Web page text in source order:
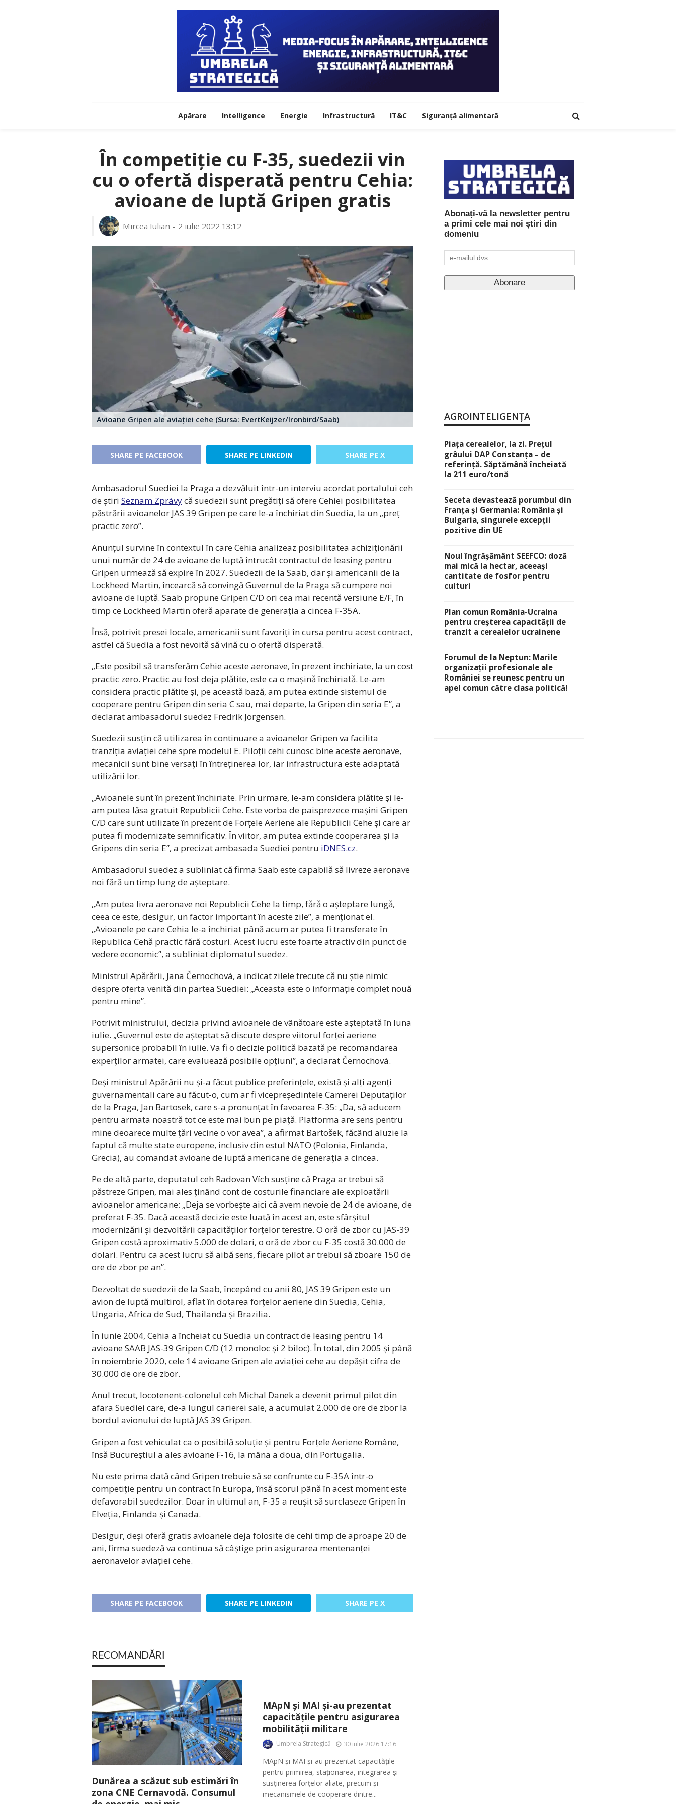
Apărare Intelligence Energie Infrastructură IT&C Siguranță alimentară
În competiție cu F-35, suedezii vin
cu o ofertă disperată pentru Cehia:
avioane de luptă Gripen gratis
Mircea Iulian 2 iulie 2022 13:12
Avioane Gripen ale aviației cehe (Sursa: EvertKeijzer/Ironbird/Saab)
SHARE PE FACEBOOK SHARE PE LINKEDIN SHARE PE X
Ambasadorul Suediei la Praga a dezvăluit într-un interviu acordat portalului ceh
de știri Seznam Zprávycă suedezii sunt pregătiți să ofere Cehiei posibilitatea
păstrării avioanelor JAS 39 Gripen pe care le-a închiriat din Suedia, la un „preț
practic zero”.
Anunțul survine în contextul în care Cehia analizeaz posibilitatea achiziționării
unui număr de 24 de avioane de luptă întrucât contractul de leasing pentru
Gripen urmează să expire în 2027. Suedezii de la Saab, dar și americanii de la
Lockheed Martin, încearcă să convingă Guvernul de la Praga să cumpere noi
avioane de luptă. Saab propune Gripen C/D ori cea mai recentă versiune E/F, în
timp ce Lockheed Martin oferă aparate de generația a cincea F-35A.
Însă, potrivit presei locale, americanii sunt favoriți în cursa pentru acest contract,
astfel că Suedia a fost nevoită să vină cu o ofertă disperată.
„Este posibil să transferăm Cehie aceste aeronave, în prezent închiriate, la un cost
practic zero. Practic au fost deja plătite, este ca o mașină închiriată. Le-am
considera practic plătite și, pe această bază, am putea extinde sistemul de
cooperare pentru Gripen din seria C sau, mai departe, la Gripen din seria E”, a
declarat ambasadorul suedez Fredrik Jörgensen.
Suedezii susțin că utilizarea în continuare a avioanelor Gripen va facilita
tranziția aviației cehe spre modelul E. Piloții cehi cunosc bine aceste aeronave,
mecanicii sunt bine versați în întreținerea lor, iar infrastructura este adaptată
utilizării lor.
„Avioanele sunt în prezent închiriate. Prin urmare, le-am considera plătite și le-
am putea lăsa gratuit Republicii Cehe. Este vorba de paisprezece mașini Gripen
C/D care sunt utilizate în prezent de Forțele Aeriene ale Republicii Cehe și care ar
putea fi modernizate semnificativ. În viitor, am putea extinde cooperarea și la
Gripens din seria E”, a precizat ambasada Suediei pentru iDNES.cz.
Ambasadorul suedez a subliniat că firma Saab este capabilă să livreze aeronave
noi fără un timp lung de așteptare.
„Am putea livra aeronave noi Republicii Cehe la timp, fără o așteptare lungă,
ceea ce este, desigur, un factor important în aceste zile”, a menționat el.
„Avioanele pe care Cehia le-a închiriat până acum ar putea fi transferate în
Republica Cehă practic fără costuri. Acest lucru este foarte atractiv din punct de
vedere economic”, a subliniat diplomatul suedez.
Ministrul Apărării, Jana Černochová, a indicat zilele trecute că nu știe nimic
despre oferta venită din partea Suediei: „Aceasta este o informație complet nouă
pentru mine”.
Potrivit ministrului, decizia privind avioanele de vânătoare este așteptată în luna
iulie. „Guvernul este de așteptat să discute despre viitorul forței aeriene
supersonice probabil în iulie. Va fi o decizie politică bazată pe recomandarea
experților armatei, care evaluează posibile opțiuni”, a declarat Černochová.
Deși ministrul Apărării nu și-a făcut publice preferințele, există și alți agenți
guvernamentali care au făcut-o, cum ar fi vicepreședintele Camerei Deputaților
de la Praga, Jan Bartosek, care s-a pronunțat în favoarea F-35: „Da, să aducem
pentru armata noastră tot ce este mai bun pe piață. Platforma are sens pentru
mine deoarece multe țări vecine o vor avea”, a afirmat Bartošek, făcând aluzie la
faptul că multe state europene, inclusiv din estul NATO (Polonia, Finlanda,
Grecia), au comandat avioane de luptă americane de generația a cincea.
Pe de altă parte, deputatul ceh Radovan Vích susține că Praga ar trebui să
păstreze Gripen, mai ales ținând cont de costurile financiare ale exploatării
avioanelor americane: „Deja se vorbește aici că avem nevoie de 24 de avioane, de
preferat F-35. Dacă această decizie este luată în acest an, este sfârșitul
modernizării și dezvoltării capacităților forțelor terestre. O oră de zbor cu JAS-39
Gripen costă aproximativ 5.000 de dolari, o oră de zbor cu F-35 costă 30.000 de
dolari. Pentru ca acest lucru să aibă sens, fiecare pilot ar trebui să zboare 150 de
ore de zbor pe an”.
Dezvoltat de suedezii de la Saab, începând cu anii 80, JAS 39 Gripen este un
avion de luptă multirol, aflat în dotarea forțelor aeriene din Suedia, Cehia,
Ungaria, Africa de Sud, Thailanda și Brazilia.
În iunie 2004, Cehia a încheiat cu Suedia un contract de leasing pentru 14
avioane SAAB JAS-39 Gripen C/D (12 monoloc și 2 biloc). În total, din 2005 și până
în noiembrie 2020, cele 14 avioane Gripen ale aviației cehe au depășit cifra de
30.000 de ore de zbor.
Anul trecut, locotenent-colonelul ceh Michal Danek a devenit primul pilot din
afara Suediei care, de-a lungul carierei sale, a acumulat 2.000 de ore de zbor la
bordul avionului de luptă JAS 39 Gripen.
Gripen a fost vehiculat ca o posibilă soluție și pentru Forțele Aeriene Române,
însă Bucureștiul a ales avioane F-16, la mâna a doua, din Portugalia.
Nu este prima dată când Gripen trebuie să se confrunte cu F-35A într-o
competiție pentru un contract în Europa, însă scorul până în acest moment este
defavorabil suedezilor. Doar în ultimul an, F-35 a reușit să surclaseze Gripen în
Elveția, Finlanda și Canada.
Desigur, deși oferă gratis avioanele deja folosite de cehi timp de aproape 20 de
ani, firma suedeză va continua să câștige prin asigurarea mentenanței
aeronavelor aviației cehe.
SHARE PE FACEBOOK SHARE PE LINKEDIN SHARE PE X
RECOMANDĂRI
Dunărea a scăzut sub estimări în
zona CNE Cernavodă. Consumul
MApN și MAI și-au prezentat
capacitățile pentru asigurarea
mobilității militare
Umbrela Strategică 30 iulie 2026 17:16
MApN și MAI și-au prezentat capacitățile
pentru primirea, staționarea, integrarea și
susținerea forțelor aliate, precum și
mecanismele de cooperare dintre...
Abonați-vă la newsletter pentru
a primi cele mai noi știri din
domeniu
AGROINTELIGENȚA
Piața cerealelor, la zi. Prețul
grâului DAP Constanța – de
referință. Săptămână încheiată
la 211 euro/tonă
Seceta devastează porumbul din
Franța și Germania: România și
Bulgaria, singurele excepții
pozitive din UE
Noul îngrășământ SEEFCO: doză
mai mică la hectar, aceeași
cantitate de fosfor pentru
culturi
Plan comun România-Ucraina
pentru creșterea capacității de
tranzit a cerealelor ucrainene
Forumul de la Neptun: Marile
organizații profesionale ale
României se reunesc pentru un
apel comun către clasa politică!